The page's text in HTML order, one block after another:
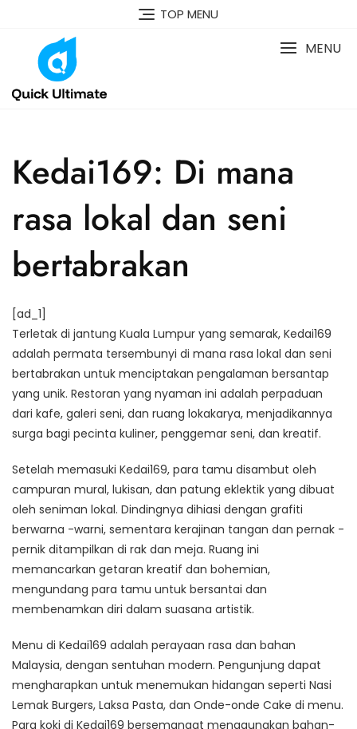
content
TOP MENU
MENU
Kedai169: Di mana
rasa lokal dan seni
bertabrakan
[ad_1]
Terletak di jantung Kuala Lumpur yang semarak, Kedai169
adalah permata tersembunyi di mana rasa lokal dan seni
bertabrakan untuk menciptakan pengalaman bersantap
yang unik. Restoran yang nyaman ini adalah perpaduan
dari kafe, galeri seni, dan ruang lokakarya, menjadikannya
surga bagi pecinta kuliner, penggemar seni, dan kreatif.
Setelah memasuki Kedai169, para tamu disambut oleh
campuran mural, lukisan, dan patung eklektik yang dibuat
oleh seniman lokal. Dindingnya dihiasi dengan grafiti
berwarna -warni, sementara kerajinan tangan dan pernak -
pernik ditampilkan di rak dan meja. Ruang ini
memancarkan getaran kreatif dan bohemian,
mengundang para tamu untuk bersantai dan
membenamkan diri dalam suasana artistik.
Menu di Kedai169 adalah perayaan rasa dan bahan
Malaysia, dengan sentuhan modern. Pengunjung dapat
mengharapkan untuk menemukan hidangan seperti Nasi
Lemak Burgers, Laksa Pasta, dan Onde-onde Cake di menu.
Para koki di Kedai169 bersemangat menggunakan bahan-